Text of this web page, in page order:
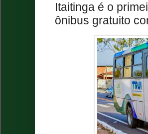
Itaitinga é o
ônibus gratuito